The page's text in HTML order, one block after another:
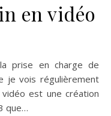
en vidéo
je vois régulièrement
est une création
que…